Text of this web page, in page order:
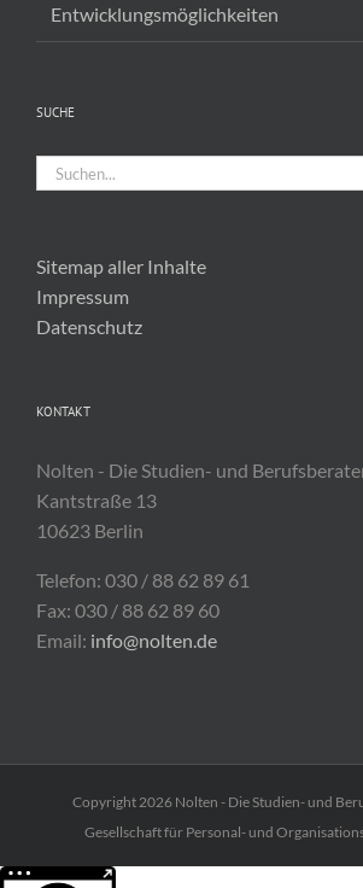
Entwicklungsmöglichkeiten
SUCHE
Suche
Sitemap aller Inhalte
Impressum
Datenschutz
KONTAKT
Nolten - Die Studien- und
Kantstraße 13
10623 Berlin
Telefon: 030 / 88 62 89 61
Fax: 030 / 88 62 89 60
Email: info@nolten.de
Copyright 2026 Nolten - Die Studien- und
Gesellschaft für Personal- und
Weitere Informationen über den gesperrten